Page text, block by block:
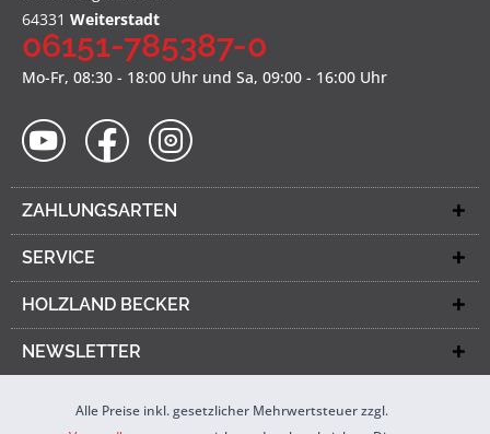
64331 Weiterstadt
06151-785387-0
Mo-Fr, 08:30 - 18:00 Uhr und Sa, 09:00 - 16:00 Uhr
ZAHLUNGSARTEN
SERVICE
HOLZLAND BECKER
NEWSLETTER
Alle Preise inkl. gesetzlicher Mehrwertsteuer zzgl.